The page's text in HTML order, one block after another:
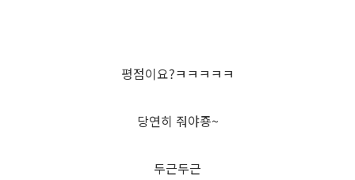
평점이요?ㅋㅋㅋㅋㅋ
당연히 줘야죵~
두근두근